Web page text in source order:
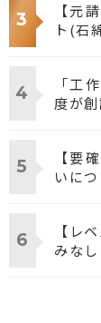
【元
ト(石
「工
度が
【要
いに
【レ
みな